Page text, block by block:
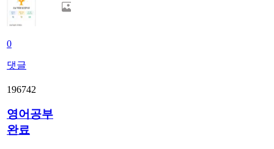
0
댓글
196742
영어공부
완료